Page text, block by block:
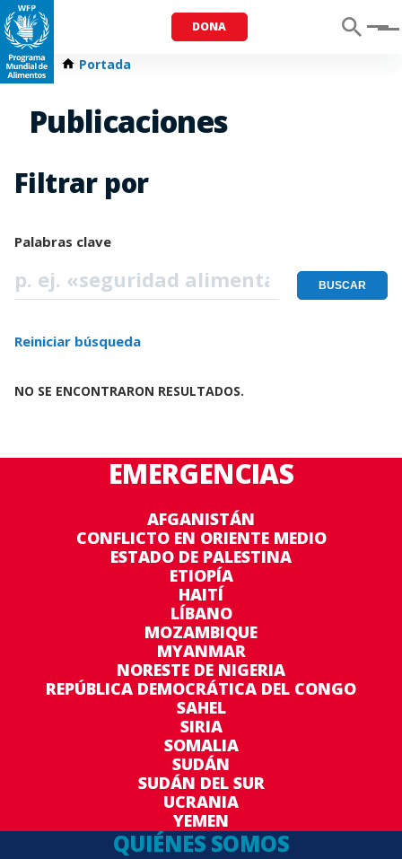
DONA Menu
Portada
Publicaciones
Filtrar por
Palabras clave
Reiniciar búsqueda
NO SE ENCONTRARON RESULTADOS.
EMERGENCIAS
AFGANISTÁN
CONFLICTO EN ORIENTE MEDIO
ESTADO DE PALESTINA
ETIOPÍA
HAITÍ
LÍBANO
MOZAMBIQUE
MYANMAR
NORESTE DE NIGERIA
REPÚBLICA DEMOCRÁTICA DEL CONGO
SAHEL
SIRIA
SOMALIA
SUDÁN
SUDÁN DEL SUR
UCRANIA
YEMEN
QUIÉNES SOMOS